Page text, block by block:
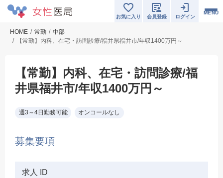
MENU
お気に入り 会員登録 ログイン
HOME 常勤
中部
【常勤】内科、在宅・訪問診療/福井県福井市/年収1400万円～
【常勤】内科、在宅・訪問診療/福
井県福井市/年収1400万円～
週3～4日勤務可能 オンコールなし
募集要項
求人 ID